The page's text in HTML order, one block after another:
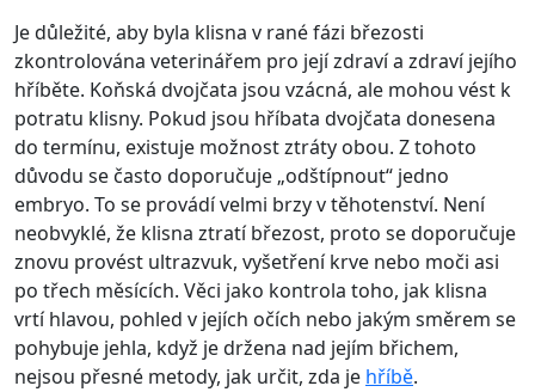
Je důležité, aby byla klisna v rané fázi březosti
zkontrolována veterinářem pro její zdraví a zdraví jejího
hříběte. Koňská dvojčata jsou vzácná, ale mohou vést k
potratu klisny. Pokud jsou hříbata dvojčata donesena
do termínu, existuje možnost ztráty obou. Z tohoto
důvodu se často doporučuje „odštípnout“ jedno
embryo. To se provádí velmi brzy v těhotenství. Není
neobvyklé, že klisna ztratí březost, proto se doporučuje
znovu provést ultrazvuk, vyšetření krve nebo moči asi
po třech měsících. Věci jako kontrola toho, jak klisna
vrtí hlavou, pohled v jejích očích nebo jakým směrem se
pohybuje jehla, když je držena nad jejím břichem,
nejsou přesné metody, jak určit, zda je hříbě.